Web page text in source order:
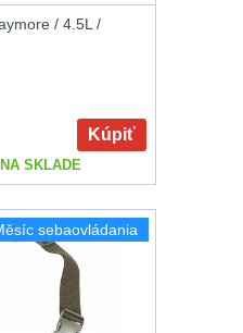
/ 4.5L /
Kúpiť
NA SKLADE
sebaovládania